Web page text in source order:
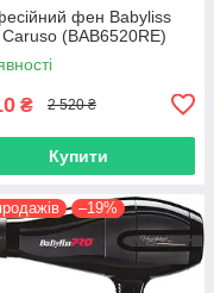
фен Babyliss
(BAB6520RE)
₴ 2 520 ₴
Купити
–19%